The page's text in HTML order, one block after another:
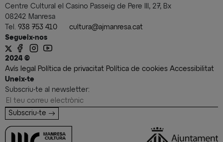
Centre Cultural el Casino Passeig de Pere III, 27, Bx
08242 Manresa
Tel. 938 753 410
cultura@ajmanresa.cat
Segueix-nos
2024 ©
Avís legal
Política de privacitat Política de cookies Accessibilitat
Uneix-te
Subscriu-te al newsletter:
Subscriu-te